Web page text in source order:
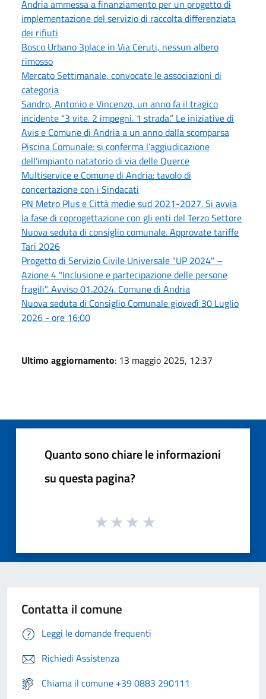
Andria ammessa a finanziamento per un progetto di
implementazione del servizio di raccolta differenziata
dei rifiuti
Bosco Urbano 3place in Via Ceruti, nessun albero
rimosso
Mercato Settimanale, convocate le associazioni di
categoria
Sandro, Antonio e Vincenzo, un anno fa il tragico
incidente “3 vite. 2 impegni. 1 strada.” Le iniziative di
Avis e Comune di Andria a un anno dalla scomparsa
Piscina Comunale: si conferma l’aggiudicazione
dell’impianto natatorio di via delle Querce
Multiservice e Comune di Andria: tavolo di
concertazione con i Sindacati
PN Metro Plus e Città medie sud 2021-2027. Si avvia
la fase di coprogettazione con gli enti del Terzo Settore
Nuova seduta di consiglio comunale. Approvate tariffe
Tari 2026
Progetto di Servizio Civile Universale "UP 2024" –
Azione 4 "Inclusione e partecipazione delle persone
fragili". Avviso 01.2024. Comune di Andria
Nuova seduta di Consiglio Comunale giovedì 30 Luglio
2026 - ore 16:00
Ultimo aggiornamento: 13 maggio 2025, 12:37
Quanto sono chiare le informazioni
su questa pagina?
Contatta il comune
Leggi le domande frequenti
Richiedi Assistenza
Chiama il comune +39 0883 290111